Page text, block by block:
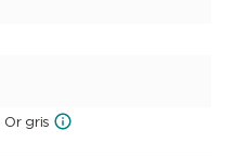
Or gris